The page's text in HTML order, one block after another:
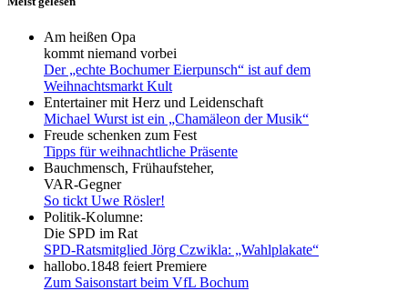
Am heißen Opa
kommt niemand vorbei
Der „echte Bochumer Eierpunsch“ ist auf dem
Weihnachtsmarkt Kult
Entertainer mit Herz und Leidenschaft
Michael Wurst ist ein „Chamäleon der Musik“
Freude schenken zum Fest
Tipps für weihnachtliche Präsente
Bauchmensch, Frühaufsteher,
VAR-Gegner
So tickt Uwe Rösler!
Politik-Kolumne:
Die SPD im Rat
SPD-Ratsmitglied Jörg Czwikla: „Wahlplakate“
hallobo.1848 feiert Premiere
Zum Saisonstart beim VfL Bochum